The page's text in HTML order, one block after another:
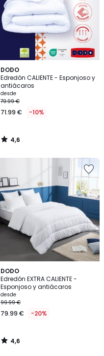
DODO
Edredón CALIENTE - Esponjoso y
antiácaros
desde
79.99 €
71.99 € -10%
4,6
/ 5
4,6
/
DODO
Edredón EXTRA CALIENTE -
Esponjoso y antiácaros
desde
99.99 €
79.99 € -20%
4,6
/ 5
4,6
/